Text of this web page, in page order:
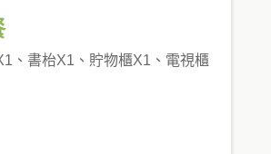
、書枱X1、貯物櫃X1、電視櫃